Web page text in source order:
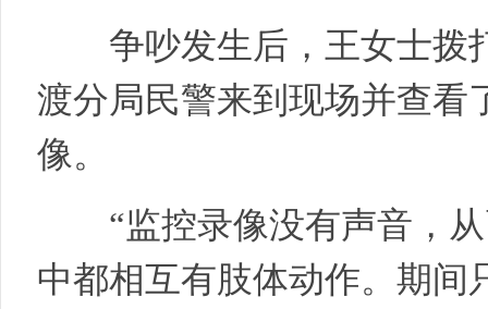
争吵发生后，王女士拨
渡分局民警来到现场并查看
像。
“监控录像没有声音，从
中都相互有肢体动作。期间